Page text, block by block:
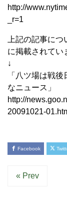
http://
_r=1
上記の記事に
に掲載されてい
↓
「八ツ場は戦
なニュース」
http://
20091021-
Facebook
« Prev